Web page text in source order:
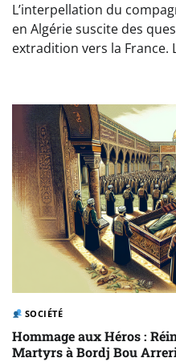
L’interpellation du
en Algérie suscite des
extradition vers la France.
SOCIÉTÉ
Hommage aux Héros :
Martyrs à Bordj Bou